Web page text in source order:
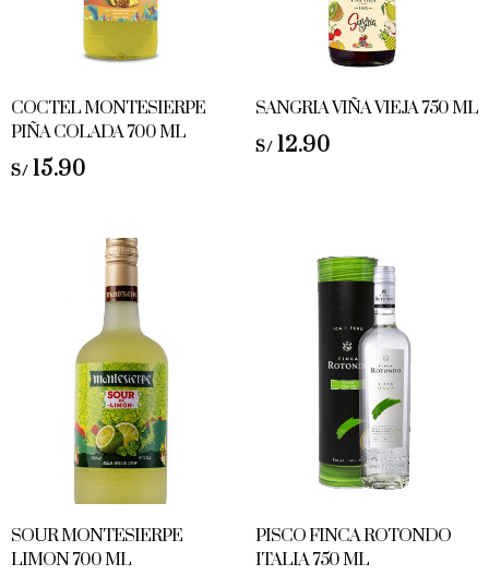
COCTEL MONTESIERPE
PIÑA COLADA 700 ML
S/ 15.90
SANGRIA VIÑA VIEJA 750 ML
S/ 12.90
SOUR MONTESIERPE
LIMON 700 ML
PISCO FINCA ROTONDO
ITALIA 750 ML